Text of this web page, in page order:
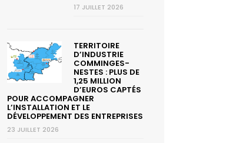
17 JUILLET 2026
TERRITOIRE
D’INDUSTRIE
COMMINGES-
NESTES : PLUS DE
1,25 MILLION
D’EUROS CAPTÉS
POUR ACCOMPAGNER
L’INSTALLATION ET LE
DÉVELOPPEMENT DES ENTREPRISES
23 JUILLET 2026